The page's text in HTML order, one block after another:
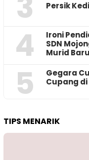
Persik
4
Ironi
SDN
Murid Baru
5
‎Gegara
Cupang
TIPS MENARIK